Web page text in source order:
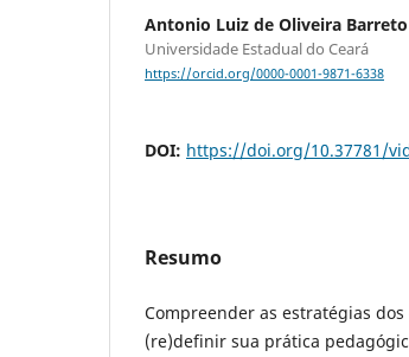
Antonio Luiz de Oliveira Barreto
Universidade Estadual do Ceará
https://orcid.org/0000-0001-9871-6338
DOI: https://doi.org/10.37781/
Resumo
Compreender as estratégias
(re)definir sua prática